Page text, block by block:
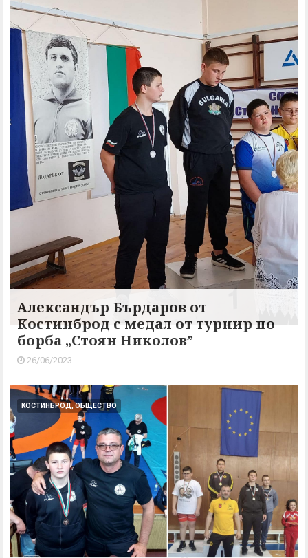
Александър Бърдаров от
Костинброд с медал от турнир по
борба „Стоян Николов”
26/06/2023
КОСТИНБРОД, ОБЩЕСТВО